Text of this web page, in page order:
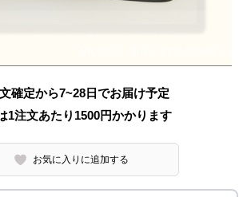
確定から7~28日でお届け予定
1注文あたり 1500円かかります
お気に入りに追加する